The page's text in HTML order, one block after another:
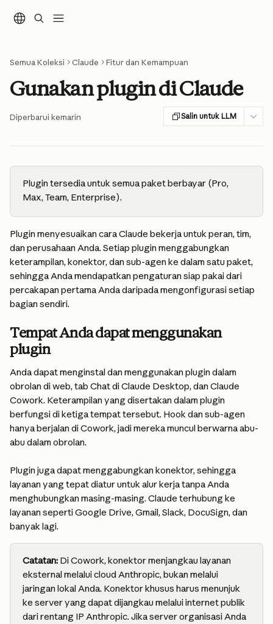
Semua Koleksi Claude Fitur dan Kemampuan
Gunakan plugin di Claude
Diperbarui kemarin Salin untuk LLM
Plugin tersedia untuk semua paket berbayar (Pro,
Max, Team, Enterprise).
Plugin menyesuaikan cara Claude bekerja untuk peran, tim,
dan perusahaan Anda. Setiap plugin menggabungkan
keterampilan, konektor, dan sub-agen ke dalam satu paket,
sehingga Anda mendapatkan pengaturan siap pakai dari
percakapan pertama Anda daripada mengonfigurasi setiap
bagian sendiri.
Tempat Anda dapat menggunakan
plugin
Anda dapat menginstal dan menggunakan plugin dalam
obrolan di web, tab Chat di Claude Desktop, dan Claude
Cowork. Keterampilan yang disertakan dalam plugin
berfungsi di ketiga tempat tersebut. Hook dan sub-agen
hanya berjalan di Cowork, jadi mereka muncul berwarna abu-
abu dalam obrolan.
Plugin juga dapat menggabungkan konektor, sehingga
layanan yang tepat diatur untuk alur kerja tanpa Anda
menghubungkan masing-masing. Claude terhubung ke
layanan seperti Google Drive, Gmail, Slack, DocuSign, dan
banyak lagi.
Catatan: Di Cowork, konektor menjangkau layanan
eksternal melalui cloud Anthropic, bukan melalui
jaringan lokal Anda. Konektor khusus harus menunjuk
ke server yang dapat dijangkau melalui internet publik
dari rentang IP Anthropic. Jika server organisasi Anda